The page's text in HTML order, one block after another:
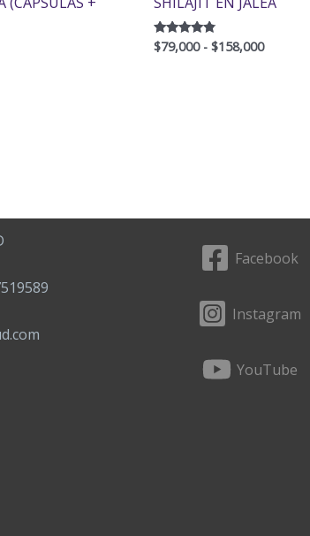
Valorado
con
$79,000 - $158,000
Facebook
Instagram
YouTube